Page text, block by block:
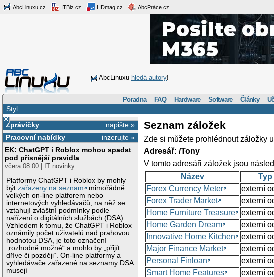
AbcLinuxu.cz ITBiz.cz HDmag.cz AbcPráce.cz
AbcLinuxu hledá autory!
Poradna FAQ Hardware Software Články
Styl
×
napište »
Zprávičky
inzerujte »
Pracovní nabídky
EK: ChatGPT i Roblox mohou spadat
pod přísnější pravidla
včera 08:00 | IT novinky
Platformy ChatGPT i Roblox by mohly
býtzařazeny na seznam
mimořádně
velkých on-line platforem nebo
internetových vyhledávačů, na něž se
vztahují zvláštní podmínky podle
nařízení o digitálních službách (DSA).
Vzhledem k tomu, že ChatGPT i Roblox
oznámily počet uživatelů nad prahovou
hodnotou DSA, je toto označení
„rozhodně možné“ a mohlo by „přijít
dříve či později“. On-line platformy a
vyhledávače zařazené na seznamy DSA
musejí
Seznam záložek
Zde si můžete prohlédnout záložky
Adresář: /Tony
V tomto adresáři záložek jsou
Název
Typ
Forex Currency Meter
externí
Forex Trader Market
externí
Home Furniture Treasure
externí
Home Garden Dream
externí
Innovative Home Kitchen
externí
Major Finance Market
externí
Personal Finloan
externí
Smart Home Features
externí